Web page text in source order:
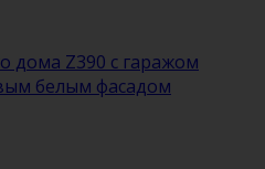
дома Z390 с гаражом
белым фасадом